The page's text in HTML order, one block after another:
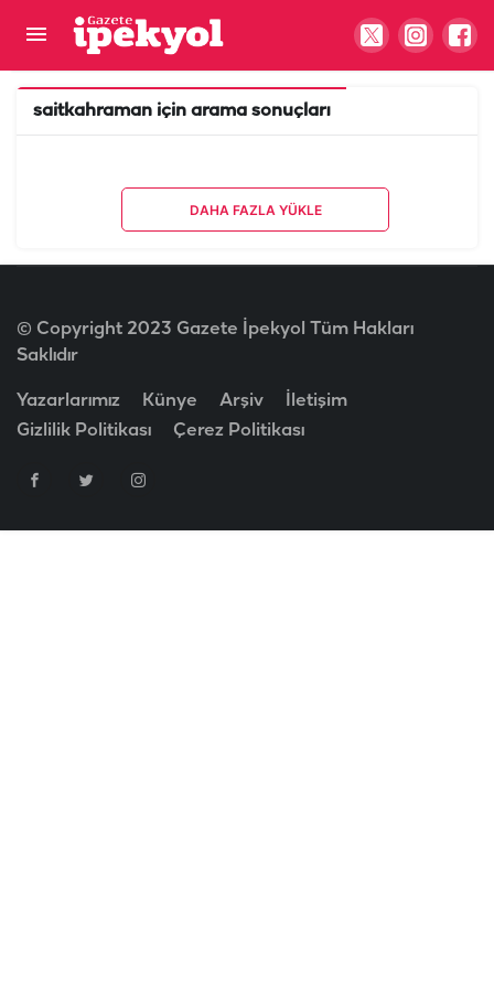
saitkahraman için arama sonuçları
DAHA FAZLA YÜKLE
© Copyright 2023 Gazete İpekyol Tüm Hakları
Saklıdır
Yazarlarımız Künye Arşiv
İletişim
Gizlilik Politikası
Çerez Politikası